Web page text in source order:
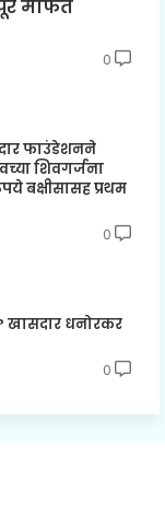
मार्फत
0
फाउंडेशनने
शिवगर्जना
बक्षीसासह प्रथम
0
खासदार धनोरकर
0